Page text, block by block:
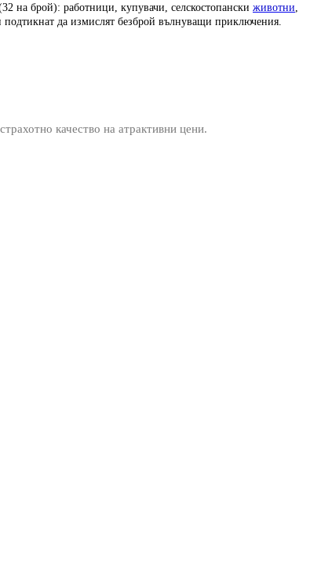
на брой): работници, купувачи, селскостопански животни
да измислят безброй вълнуващи приключения.
качество на атрактивни цени.